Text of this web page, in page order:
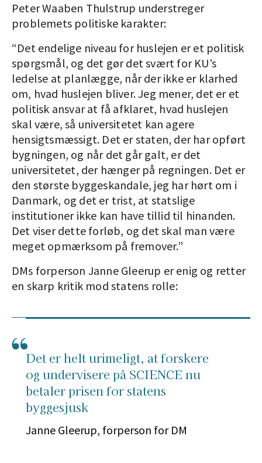
Peter Waaben Thulstrup understreger
problemets politiske karakter:
“Det endelige niveau for huslejen er et politisk
spørgsmål, og det gør det svært for KU’s
ledelse at planlægge, når der ikke er klarhed
om, hvad huslejen bliver. Jeg mener, det er et
politisk ansvar at få afklaret, hvad huslejen
skal være, så universitetet kan agere
hensigtsmæssigt. Det er staten, der har opført
bygningen, og når det går galt, er det
universitetet, der hænger på regningen. Det er
den største byggeskandale, jeg har hørt om i
Danmark, og det er trist, at statslige
institutioner ikke kan have tillid til hinanden.
Det viser dette forløb, og det skal man være
meget opmærksom på fremover.”
DMs forperson Janne Gleerup er enig og retter
en skarp kritik mod statens rolle:
Det er helt urimeligt, at forskere
og undervisere på SCIENCE nu
betaler prisen for statens
byggesjusk
Janne Gleerup, forperson for DM